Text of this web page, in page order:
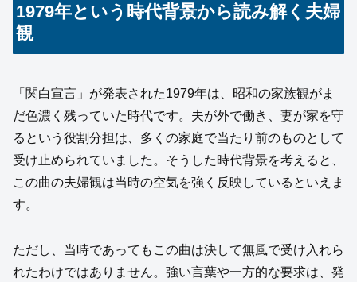
1979年という時代背景から読み解く夫婦
観
「関白宣言」が発表された1979年は、昭和の家族観がま
だ色濃く残っていた時代です。夫が外で働き、妻が家を守
るという役割分担は、多くの家庭で当たり前のものとして
受け止められていました。そうした時代背景を考えると、
この曲の夫婦観は当時の空気を強く反映しているといえま
す。
ただし、当時であってもこの曲は決して無風で受け入れら
れたわけではありません。強い言葉や一方的な要求は、発